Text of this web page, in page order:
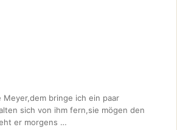
bringe ich ein paar
sich von ihm fern,sie mögen den
er morgens …